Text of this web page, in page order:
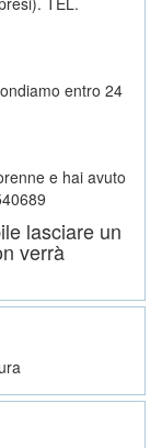
entro 24
e hai avuto
lasciare un
verrà